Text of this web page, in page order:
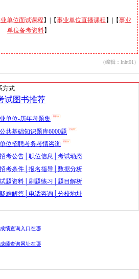
单位面试课程 】|【事业单位直播课程 】|【事业
单位备考资料】
（编辑：lnht01）
方式
单位-历年考题集
共基础知识题库6000题
位招聘考务考情咨询
考公告│职位信息│考试动态
考条件│报名指导│数据分析
题资料│刷题练习│题目解析
难解答│电话咨询│分校地址
绩查询入口在哪
绩查询网址在哪